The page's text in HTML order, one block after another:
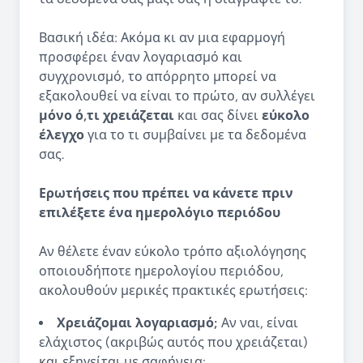
Βασική ιδέα: Ακόμα κι αν μια εφαρμογή
προσφέρει έναν λογαριασμό και
συγχρονισμό, το απόρρητο μπορεί να
εξακολουθεί να είναι το πρώτο, αν συλλέγει
μόνο ό,τι χρειάζεται και σας δίνει εύκολο
έλεγχο για το τι συμβαίνει με τα δεδομένα
σας.
Ερωτήσεις που πρέπει να κάνετε πριν
επιλέξετε ένα ημερολόγιο περιόδου
Αν θέλετε έναν εύκολο τρόπο αξιολόγησης
οποιουδήποτε ημερολογίου περιόδου,
ακολουθούν μερικές πρακτικές ερωτήσεις:
Χρειάζομαι λογαριασμό; Αν ναι, είναι
ελάχιστος (ακριβώς αυτός που χρειάζεται)